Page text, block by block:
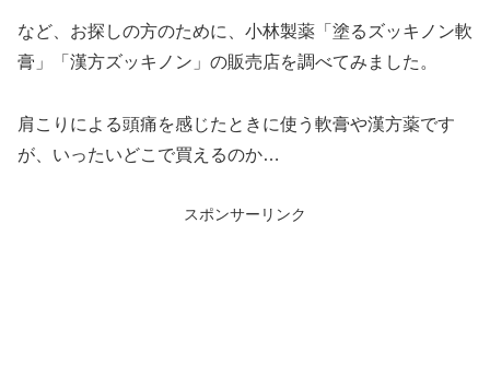
など、お探しの方のために、小林製薬「塗るズッキノン軟
膏」「漢方ズッキノン」の販売店を調べてみました。
肩こりによる頭痛を感じたときに使う軟膏や漢方薬です
が、いったいどこで買えるのか…
スポンサーリンク